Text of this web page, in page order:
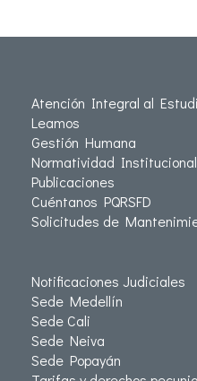
Atención Integral al
Leamos
Gestión Humana
Normatividad Institucional
Publicaciones
Cuéntanos PQRSFD
Solicitudes de
Notificaciones Judiciales
Sede Medellín
Sede Cali
Sede Neiva
Sede Popayán